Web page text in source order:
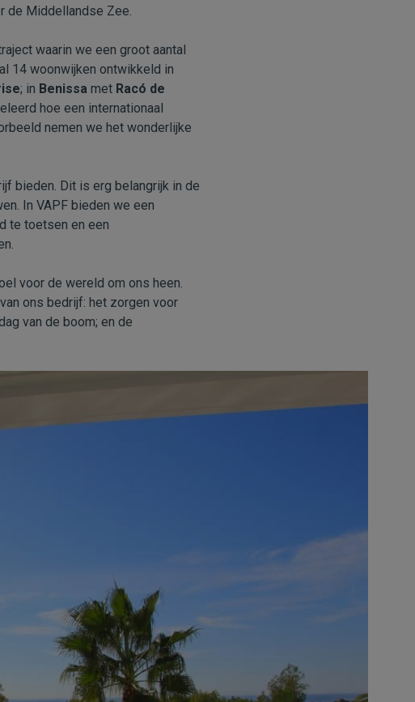
de Middellandse Zee.
waarin we een groot aantal
14 woonwijken ontwikkeld in
; in Benissa met Racó de
hoe een internationaal
nemen we het wonderlijke
bieden. Dit is erg belangrijk in de
In VAPF bieden we een
te toetsen en een
voor de wereld om ons heen.
ons bedrijf: het zorgen voor
van de boom; en de